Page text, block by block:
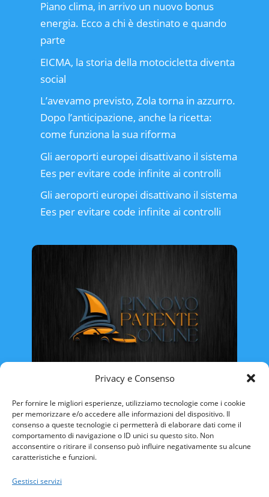
Privacy e Consenso
Per fornire le migliori esperienze, utilizziamo tecnologie come i cookie
per memorizzare e/o accedere alle informazioni del dispositivo. Il
consenso a queste tecnologie ci permetterà di elaborare dati come il
comportamento di navigazione o ID unici su questo sito. Non
acconsentire o ritirare il consenso può influire negativamente su alcune
caratteristiche e funzioni.
Gestisci servizi
Piano clima, in arrivo un nuovo bonus
energia. Ecco a chi è destinato e quando
parte
EICMA, la storia della motocicletta diventa
social
L’avevamo previsto, Zola torna in azzurro.
Dopo l’anticipazione, anche la ricetta:
come funziona la sua riforma
Gli aeroporti europei disattivano il sistema
Ees per evitare code infinite ai controlli
Gli aeroporti europei disattivano il sistema
Ees per evitare code infinite ai controlli
CAMPANIA